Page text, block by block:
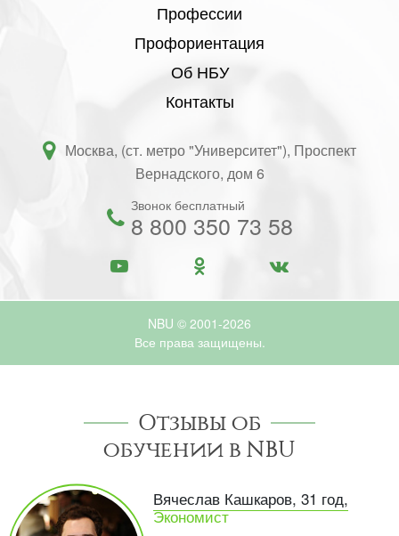
Профессии
Профориентация
Об НБУ
Контакты
Москва, (ст. метро "Университет"), Проспект
Вернадского, дом 6
Звонок бесплатный
8 800 350 73 58
NBU © 2001-2026
Все права защищены.
Отзывы об
обучении в NBU
Вячеслав Кашкаров, 31 год,
Экономист